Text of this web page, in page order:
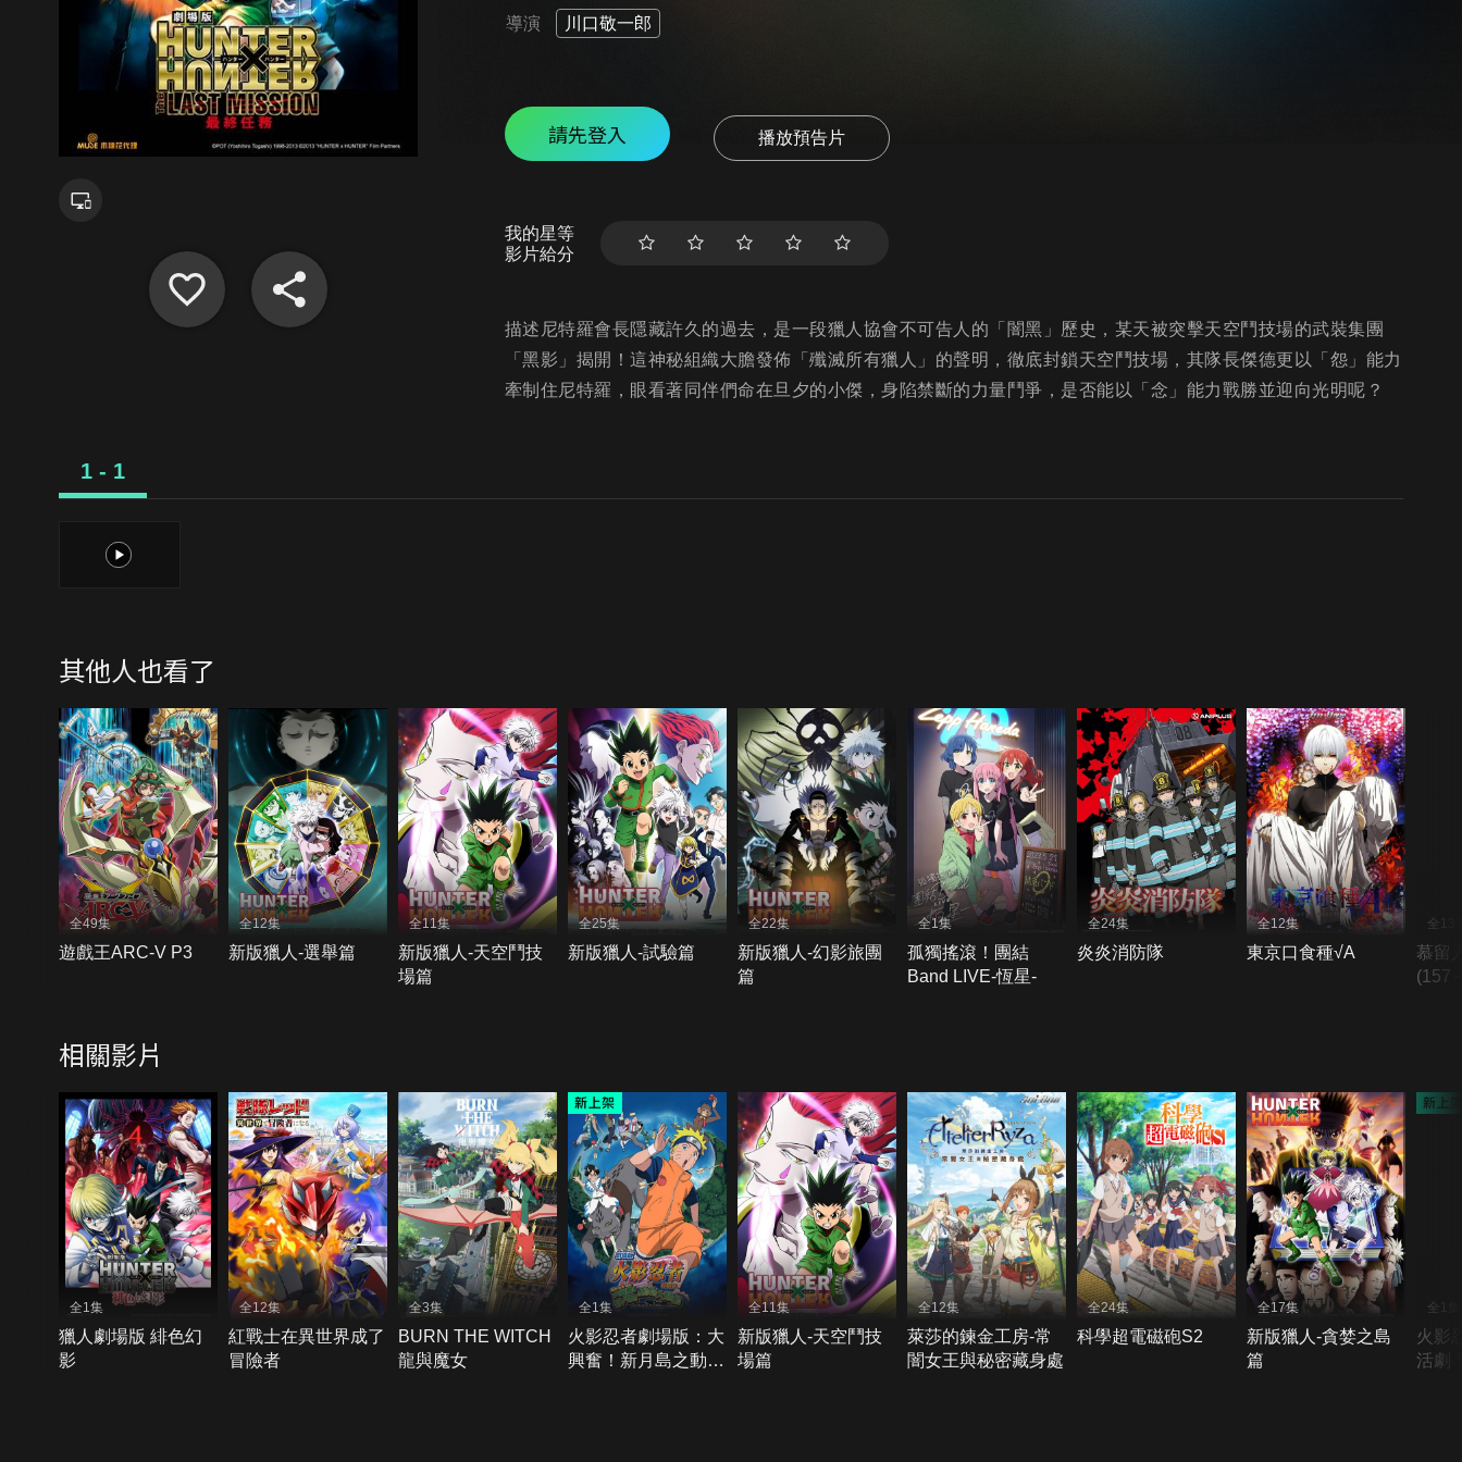
導演 川口敬一郎
請先登入 播放預告片
我的星等
影片給分
描述尼特羅會長隱藏許久的過去，是一段獵人協會不可告人的「闇黑」歷史，某天被突擊天空鬥技場的武裝集團
「黑影」揭開！這神秘組織大膽發佈「殲滅所有獵人」的聲明，徹底封鎖天空鬥技場，其隊長傑德更以「怨」能力
牽制住尼特羅，眼看著同伴們命在旦夕的小傑，身陷禁斷的力量鬥爭，是否能以「念」能力戰勝並迎向光明呢？
1 - 1
1
其他人也看了
全49集
遊戲王ARC-V P3
全12集
新版獵人-選舉篇
全11集
新版獵人-天空鬥技
場篇
全25集
新版獵人-試驗篇
全22集
新版獵人-幻影旅團
篇
全1集
孤獨搖滾！團結
Band LIVE-恆星-
全24集
炎炎消防隊
全12集
東京口食種√A
全
慕留
(157
相關影片
全1集
獵人劇場版 緋色幻
影
全12集
紅戰士在異世界成了
冒險者
全3集
BURN THE WITCH
龍與魔女
全1集
火影忍者劇場版：大
興奮！新月島之動物
全11集
新版獵人-天空鬥技
場篇
全12集
萊莎的鍊金工房-常
闇女王與秘密藏身處
全24集
科學超電磁砲S2
全17集
新版獵人-貪婪之島
篇
全1集
火影
活劇